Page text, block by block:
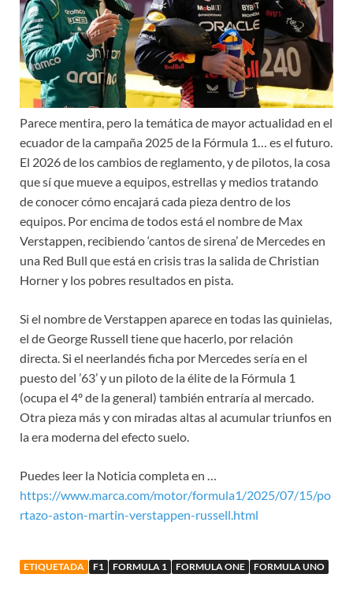
Parece mentira, pero la temática de mayor actualidad en el
ecuador de la campaña 2025 de la Fórmula 1… es el futuro.
El 2026 de los cambios de reglamento, y de pilotos, la cosa
que sí que mueve a equipos, estrellas y medios tratando
de conocer cómo encajará cada pieza dentro de los
equipos. Por encima de todos está el nombre de Max
Verstappen, recibiendo ‘cantos de sirena’ de Mercedes en
una Red Bull que está en crisis tras la salida de Christian
Horner y los pobres resultados en pista.
Si el nombre de Verstappen aparece en todas las quinielas,
el de George Russell tiene que hacerlo, por relación
directa. Si el neerlandés ficha por Mercedes sería en el
puesto del ’63’ y un piloto de la élite de la Fórmula 1
(ocupa el 4º de la general) también entraría al mercado.
Otra pieza más y con miradas altas al acumular triunfos en
la era moderna del efecto suelo.
Puedes leer la Noticia completa en …
https://www.marca.com/motor/formula1/2025/07/15/po
rtazo-aston-martin-verstappen-russell.html
ETIQUETADA F1 FORMULA 1 FORMULA ONE FORMULA UNO